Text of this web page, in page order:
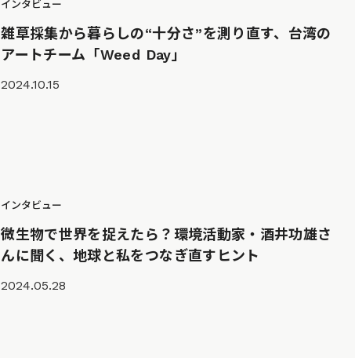
インタビュー
雑草採集から暮らしの“十分さ”を測り直す、台湾の
アートチーム「Weed Day」
2024.10.15
インタビュー
微生物で世界を捉えたら？環境活動家・酒井功雄さ
んに聞く、地球と私をつなぎ直すヒント
2024.05.28